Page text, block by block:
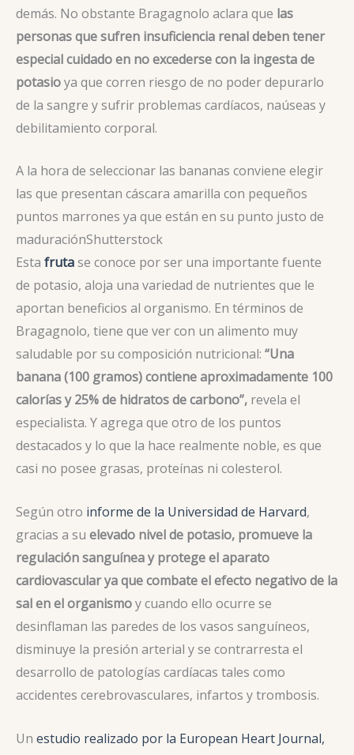
demás. No obstante Bragagnolo aclara que las
personas que sufren insuficiencia renal deben tener
especial cuidado en no excederse con la ingesta de
potasioya que corren riesgo de no poder depurarlo
de la sangre y sufrir problemas cardíacos, naúseas y
debilitamiento corporal.
A la hora de seleccionar las bananas conviene elegir
las que presentan cáscara amarilla con pequeños
puntos marrones ya que están en su punto justo de
maduraciónShutterstock
Esta frutase conoce por ser una importante fuente
de potasio, aloja una variedad de nutrientes que le
aportan beneficios al organismo. En términos de
Bragagnolo, tiene que ver con un alimento muy
saludable por su composición nutricional: “Una
banana (100 gramos) contiene aproximadamente 100
calorías y 25% de hidratos de carbono”, revela el
especialista. Y agrega que otro de los puntos
destacados y lo que la hace realmente noble, es que
casi no posee grasas, proteínas ni colesterol.
Según otro informe de la Universidad de Harvard,
gracias a su elevado nivel de potasio, promueve la
regulación sanguínea y protege el aparato
cardiovascular ya que combate el efecto negativo de la
sal en el organismoy cuando ello ocurre se
desinflaman las paredes de los vasos sanguíneos,
disminuye la presión arterial y se contrarresta el
desarrollo de patologías cardíacas tales como
accidentes cerebrovasculares, infartos y trombosis.
Un estudio realizado por la European Heart Journal,